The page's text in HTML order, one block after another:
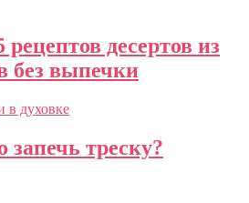
десертов из
без выпечки
запечь треску?